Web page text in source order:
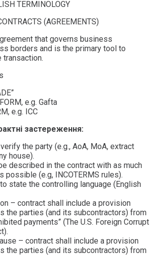
TERMINOLOGY
(AGREEMENTS)
that governs business
borders and is the primary tool to
transaction.
e.g. Gafta
e.g. ICC
застереження:
the party (e.g., AoA, MoA, extract
house).
described in the contract with as much
possible (e.g, INCOTERMS rules).
state the controlling language (English
– contract shall include a provision
the parties (and its subcontractors) from
payments” (The U.S. Foreign Corrupt
– contract shall include a provision
the parties (and its subcontractors) from